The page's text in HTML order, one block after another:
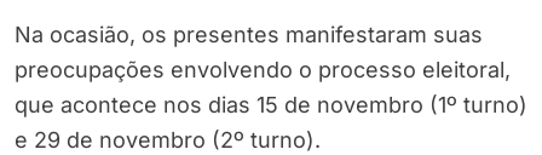
Na ocasião, os presentes manifestaram suas
preocupações envolvendo o processo eleitoral,
que acontece nos dias 15 de novembro (1º turno)
e 29 de novembro (2º turno).